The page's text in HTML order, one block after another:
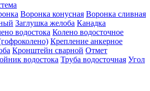
Воронка конусная Воронка сливная
Заглушка желоба Канадка
водостока Колено водосточное
Крепление анкерное
Кронштейн сварной Отмет
водостока Труба водосточная Угол